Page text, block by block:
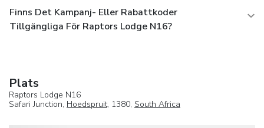
Finns Det Kampanj- Eller Rabattkoder
Tillgängliga För Raptors Lodge N16?
Plats
Raptors Lodge N16
Safari Junction, Hoedspruit, 1380, South Africa